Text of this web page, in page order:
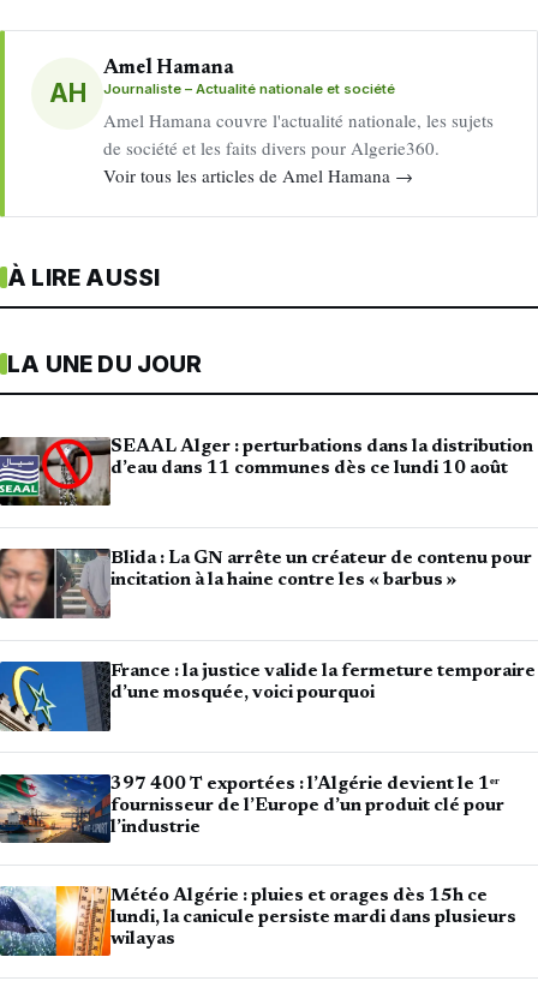
AH
Amel Hamana
Journaliste – Actualité nationale et société
Amel Hamana couvre l'actualité nationale, les sujets
de société et les faits divers pour Algerie360.
Voir tous les articles de Amel Hamana →
À LIRE AUSSI
LA UNE DU JOUR
SEAAL Alger : perturbations dans la distribution
d’eau dans 11 communes dès ce lundi 10 août
Blida : La GN arrête un créateur de contenu pour
incitation à la haine contre les « barbus »
France : la justice valide la fermeture temporaire
d’une mosquée, voici pourquoi
397 400 T exportées : l’Algérie devient le 1ᵉʳ
fournisseur de l’Europe d’un produit clé pour
l’industrie
Météo Algérie : pluies et orages dès 15h ce
lundi, la canicule persiste mardi dans plusieurs
wilayas